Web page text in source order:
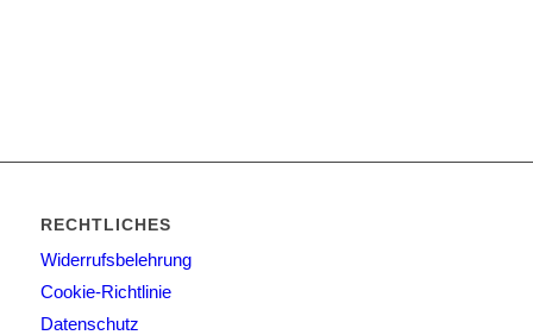
RECHTLICHES
Widerrufsbelehrung
Cookie-Richtlinie
Datenschutz